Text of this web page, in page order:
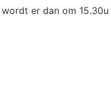
er dan om